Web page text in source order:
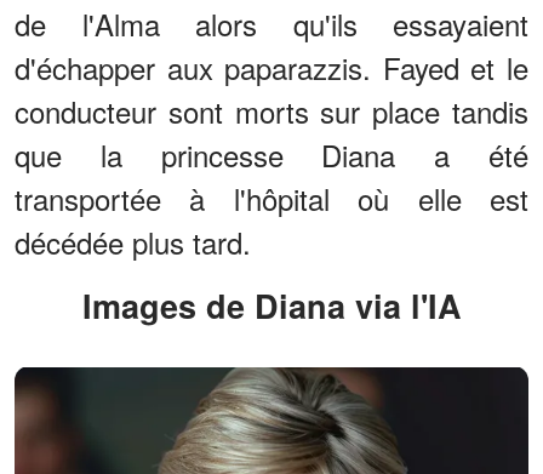
de l'Alma alors qu'ils essayaient
d'échapper aux paparazzis. Fayed et le
conducteur sont morts sur place tandis
que la princesse Diana a été
transportée à l'hôpital où elle est
décédée plus tard.
Images de Diana via l'IA